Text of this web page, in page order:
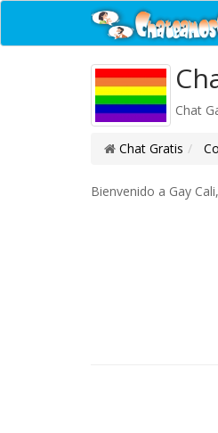
Chat
Chat Gratis
Bienvenido a Gay